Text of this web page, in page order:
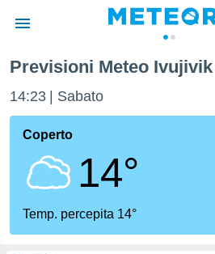
di
per
le
di
Previsioni Meteo Ivujivik
14:23 Sabato
Coperto
14°
Temp. percepita 14°